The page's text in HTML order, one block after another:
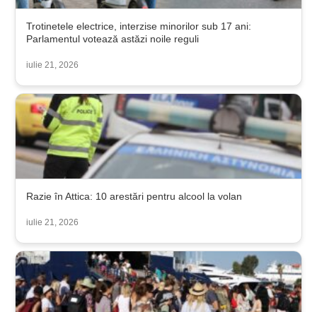
Trotinetele electrice, interzise minorilor sub 17 ani:
Parlamentul votează astăzi noile reguli
iulie 21, 2026
Razie în Attica: 10 arestări pentru alcool la volan
iulie 21, 2026